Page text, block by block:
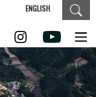
ENGLISH